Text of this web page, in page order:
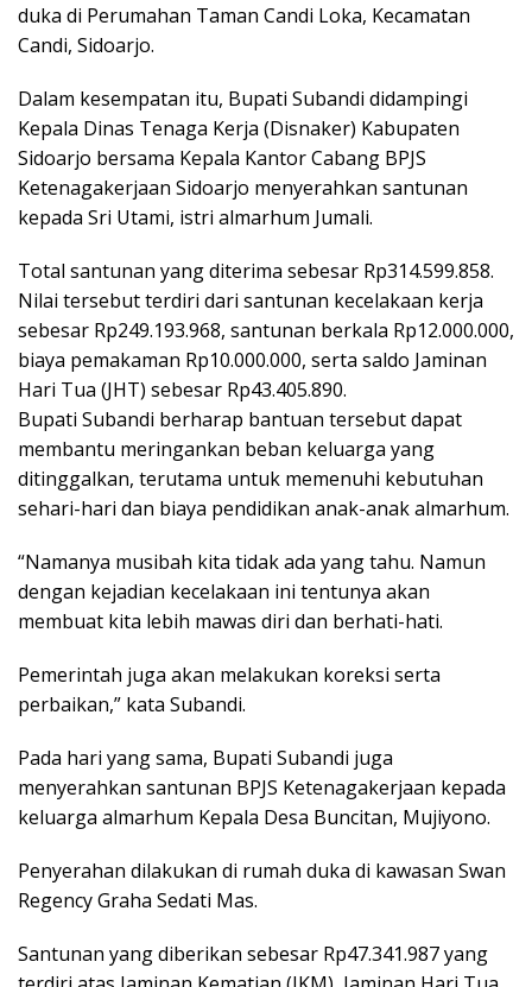
duka di Perumahan Taman Candi Loka, Kecamatan
Candi, Sidoarjo.
Dalam kesempatan itu, Bupati Subandi didampingi
Kepala Dinas Tenaga Kerja (Disnaker) Kabupaten
Sidoarjo bersama Kepala Kantor Cabang BPJS
Ketenagakerjaan Sidoarjo menyerahkan santunan
kepada Sri Utami, istri almarhum Jumali.
Total santunan yang diterima sebesar Rp314.599.858.
Nilai tersebut terdiri dari santunan kecelakaan kerja
sebesar Rp249.193.968, santunan berkala Rp12.000.000,
biaya pemakaman Rp10.000.000, serta saldo Jaminan
Hari Tua (JHT) sebesar Rp43.405.890.
Bupati Subandi berharap bantuan tersebut dapat
membantu meringankan beban keluarga yang
ditinggalkan, terutama untuk memenuhi kebutuhan
sehari-hari dan biaya pendidikan anak-anak almarhum.
“Namanya musibah kita tidak ada yang tahu. Namun
dengan kejadian kecelakaan ini tentunya akan
membuat kita lebih mawas diri dan berhati-hati.
Pemerintah juga akan melakukan koreksi serta
perbaikan,” kata Subandi.
Pada hari yang sama, Bupati Subandi juga
menyerahkan santunan BPJS Ketenagakerjaan kepada
keluarga almarhum Kepala Desa Buncitan, Mujiyono.
Penyerahan dilakukan di rumah duka di kawasan Swan
Regency Graha Sedati Mas.
Santunan yang diberikan sebesar Rp47.341.987 yang